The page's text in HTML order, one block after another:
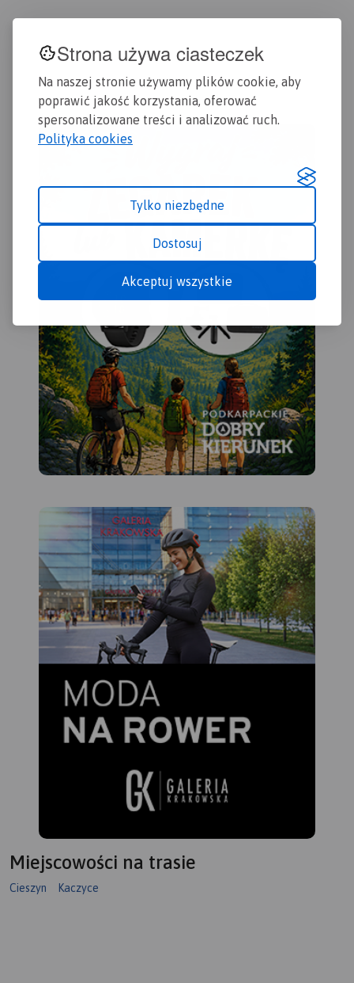
Strona używa ciasteczek
Na naszej stronie używamy plików cookie, aby
poprawić jakość korzystania, oferować
spersonalizowane treści i analizować ruch.
Polityka cookies
Tylko niezbędne
Dostosuj
Akceptuj wszystkie
Miejscowości na trasie
Cieszyn Kaczyce